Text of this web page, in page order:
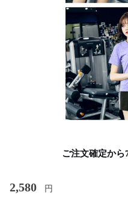
ご注文確定から
2,580 円